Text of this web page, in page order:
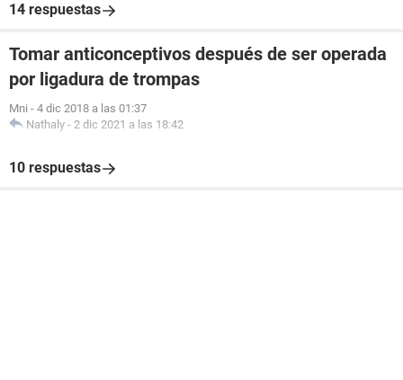
14 respuestas
Tomar anticonceptivos después de ser operada
por ligadura de trompas
Mni - 4 dic 2018 a las 01:37
Nathaly - 2 dic 2021 a las 18:42
10 respuestas